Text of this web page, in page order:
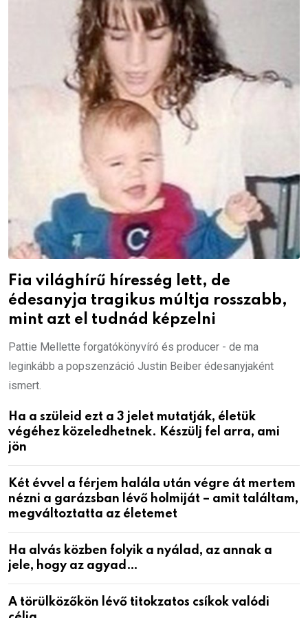
Fia világhírű híresség lett, de
édesanyja tragikus múltja rosszabb,
mint azt el tudnád képzelni
Pattie Mellette forgatókönyvíró és producer - de ma
leginkább a popszenzáció Justin Beiber édesanyjaként
ismert.
Ha a szüleid ezt a 3 jelet mutatják, életük
végéhez közeledhetnek. Készülj fel arra, ami
jön
Két évvel a férjem halála után végre át mertem
nézni a garázsban lévő holmiját – amit találtam,
megváltoztatta az életemet
Ha alvás közben folyik a nyálad, az annak a
jele, hogy az agyad…
A törülközőkön lévő titokzatos csíkok valódi